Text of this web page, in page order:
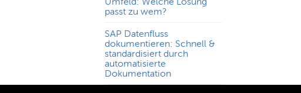
passt zu wem?
SAP Datenfluss
dokumentieren: Schnell &
standardisiert durch
automatisierte
Dokumentation